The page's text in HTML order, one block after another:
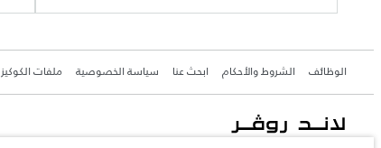
الوظائف الشروط والأحكام ابحث عنا سياسة الخصوصية ملفات الكوكيز